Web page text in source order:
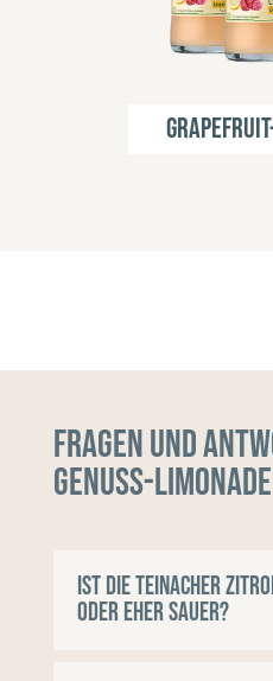
Fragen und
Genuss-
Ist die Teinacher
oder eher sauer?